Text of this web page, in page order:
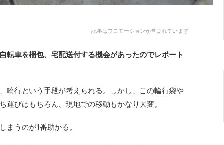
記事はプロモーションが含まれています
転車を梱包、宅配送付する機会があったのでレポート
輪行という手段が考えられる。しかし、この輪行袋や
運びはもちろん、現地での移動もかなり大変。
まうのが1番助かる。